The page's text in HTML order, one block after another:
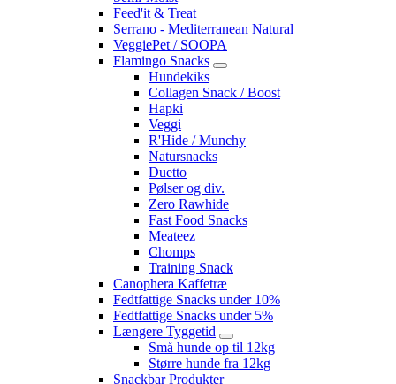
Feed'it & Treat
Serrano - Mediterranean Natural
VeggiePet / SOOPA
Flamingo Snacks
Hundekiks
Collagen Snack / Boost
Hapki
Veggi
R'Hide / Munchy
Natursnacks
Duetto
Pølser og div.
Zero Rawhide
Fast Food Snacks
Meateez
Chomps
Training Snack
Canophera Kaffetræ
Fedtfattige Snacks under 10%
Fedtfattige Snacks under 5%
Længere Tyggetid
Små hunde op til 12kg
Større hunde fra 12kg
Snackbar Produkter